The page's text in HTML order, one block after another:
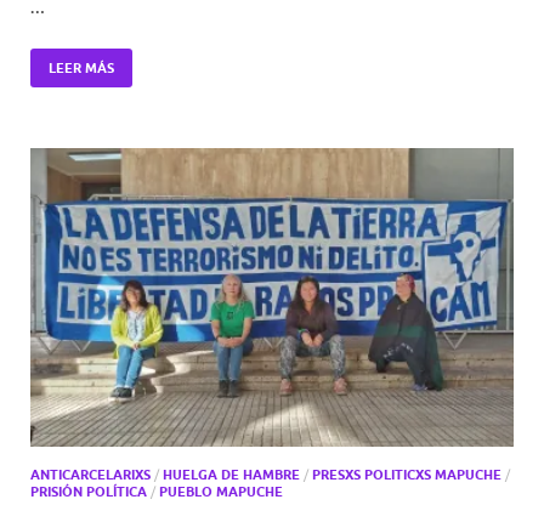
LEER MÁS
ANTICARCELARIXS / HUELGA DE HAMBRE / PRESXS POLITICXS MAPUCHE /
PRISIÓN POLÍTICA / PUEBLO MAPUCHE